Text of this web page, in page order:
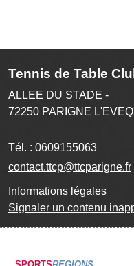
Tennis de Table
ALLEE DU STADE -
72250 PARIGNE
Tél. : 0609155063
contact.ttcp@ttcparigne.fr
Informations légales
Signaler un contenu